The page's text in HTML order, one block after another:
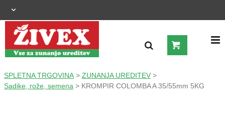
OGRAJNI SISTEMI
SPLETNA TRGOVINA > ZUNANJA UREDITEV >
Sadike, rože, semena > KROMPIR COLOMBA A 35/55mm 5KG